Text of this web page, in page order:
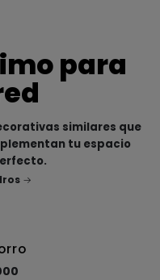
para
similares que
tu espacio